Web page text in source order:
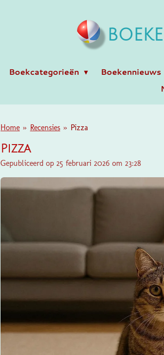
Boekcategorieën Boekennieuws
Home » Recensies » Pizza
Pizza
Gepubliceerd op 25 februari 2026 om 23:28